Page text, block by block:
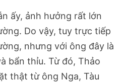
ấy, ảnh hưởng rất lớn
Do vậy, tuy trực tiếp
nhưng với ông đây là
bẩn thỉu. Từ đó, Thảo
thật từ ông Nga, Tàu